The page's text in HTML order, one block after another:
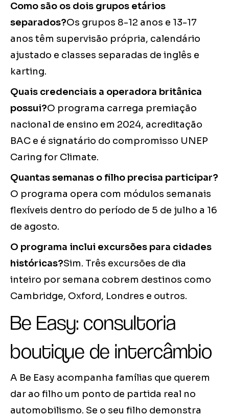
Como são os dois grupos etários
separados?Os grupos 8-12 anos e 13-17
anos têm supervisão própria, calendário
ajustado e classes separadas de inglês e
karting.
Quais credenciais a operadora britânica
possui?O programa carrega premiação
nacional de ensino em 2024, acreditação
BAC e é signatário do compromisso UNEP
Caring for Climate.
Quantas semanas o filho precisa participar?
O programa opera com módulos semanais
flexíveis dentro do período de 5 de julho a 16
de agosto.
O programa inclui excursões para cidades
históricas?Sim. Três excursões de dia
inteiro por semana cobrem destinos como
Cambridge, Oxford, Londres e outros.
Be Easy: consultoria
boutique de intercâmbio
A Be Easy acompanha famílias que querem
dar ao filho um ponto de partida real no
automobilismo. Se o seu filho demonstra